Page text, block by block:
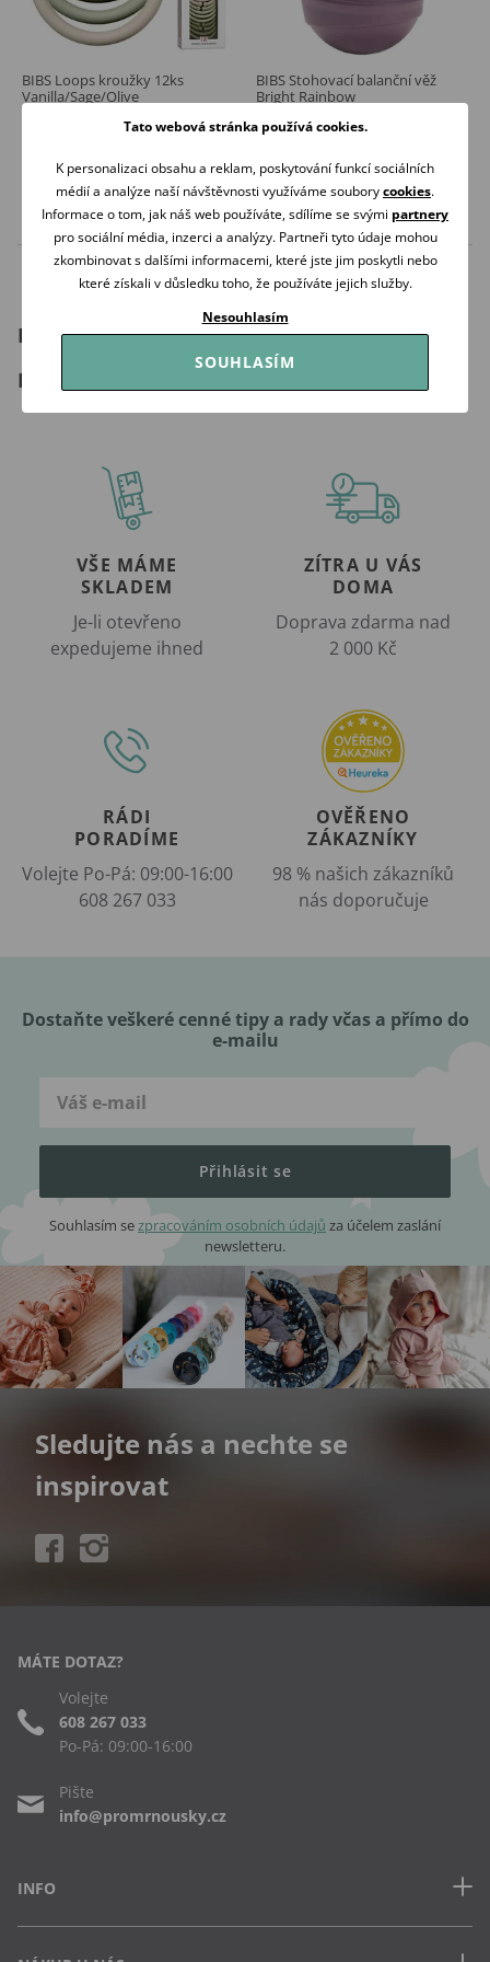
BIBS Loops kroužky 12ks
Vanilla/Sage/Olive
Koupit
BIBS Stohovací balanční věž
Bright Rainbow
619 Kč
Koupit
Hračky pro miminka
Hračky pro nejmenší děti
VŠE MÁME
SKLADEM
Je-li otevřeno
expedujeme ihned
ZÍTRA U VÁS
DOMA
Doprava zdarma nad
2 000 Kč
RÁDI
PORADÍME
Volejte Po-Pá: 09:00-16:00
608 267 033
OVĚŘENO
ZÁKAZNÍKY
98 % našich zákazníků
nás doporučuje
Dostaňte veškeré cenné tipy a rady včas a přímo do
e-mailu
Přihlásit se
Souhlasím se zpracováním osobních údajů za účelem zaslání
newsletteru.
Sledujte nás a nechte se
inspirovat
INFO
MÁTE DOTAZ?
Volejte
608 267 033
Po-Pá: 09:00-16:00
Pište
info@promrnousky.cz
Tato webová stránka používá cookies.
K personalizaci obsahu a reklam, poskytování funkcí sociálních
médií a analýze naší návštěvnosti využíváme souborycookies.
Informace o tom, jak náš web používáte, sdílíme se svými partnery
pro sociální média, inzerci a analýzy. Partneři tyto údaje mohou
zkombinovat s dalšími informacemi, které jste jim poskytli nebo
které získali v důsledku toho, že používáte jejich služby.
Nesouhlasím
SOUHLASÍM